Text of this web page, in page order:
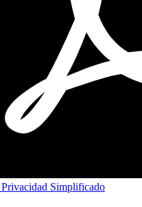
Simplificado